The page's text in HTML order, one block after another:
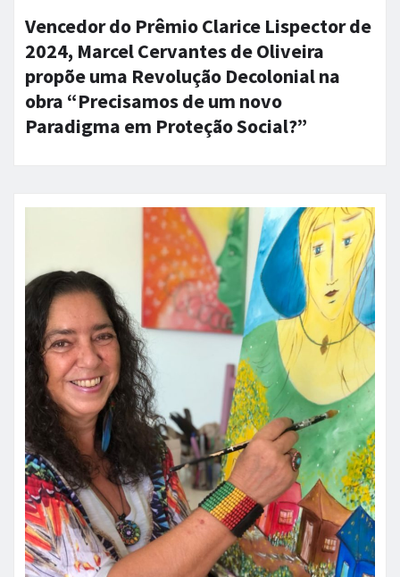
Vencedor do Prêmio Clarice Lispector de
2024, Marcel Cervantes de Oliveira
propõe uma Revolução Decolonial na
obra “Precisamos de um novo
Paradigma em Proteção Social?”